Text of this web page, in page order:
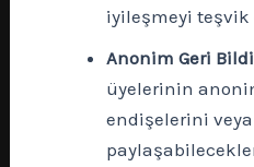
iyileşmeyi teşvik
Anonim Geri
üyelerinin
endişelerini